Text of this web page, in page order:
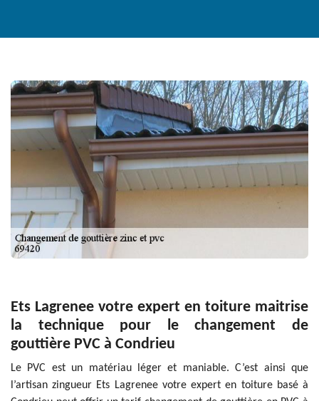
Ets Lagrenee votre expert en toiture maitrise
la technique pour le changement de
gouttière PVC à Condrieu
Le PVC est un matériau léger et maniable. C’est ainsi que
l’artisan zingueur Ets Lagrenee votre expert en toiture basé à